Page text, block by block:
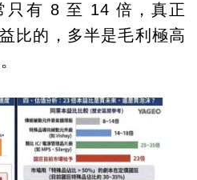
只有 8 至 14 倍，真正
比的，多半是毛利極高